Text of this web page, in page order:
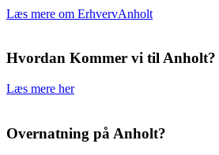
Læs mere om ErhvervAnholt
Hvordan Kommer vi til Anholt?
Læs mere her
Overnatning på Anholt?